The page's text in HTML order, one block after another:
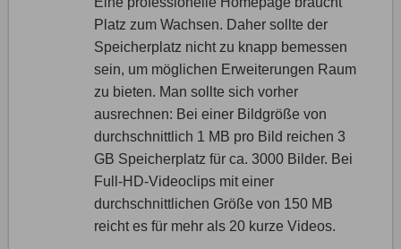
Platz zum Wachsen. Daher sollte der
Speicherplatz nicht zu knapp bemessen
sein, um möglichen Erweiterungen Raum
zu bieten. Man sollte sich vorher
ausrechnen: Bei einer Bildgröße von
durchschnittlich 1 MB pro Bild reichen 3
GB Speicherplatz für ca. 3000 Bilder. Bei
Full-HD-Videoclips mit einer
durchschnittlichen Größe von 150 MB
reicht es für mehr als 20 kurze Videos.